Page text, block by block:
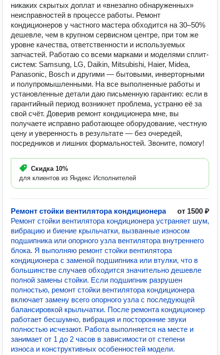
никаких скрытых доплат и «внезапно обнаруженных»
неисправностей в процессе работы. Ремонт
кондиционеров у частного мастера обходится на 30–50%
дешевле, чем в крупном сервисном центре, при том же
уровне качества, ответственности и используемых
запчастей. Работаю со всеми марками и моделями сплит-
систем: Samsung, LG, Daikin, Mitsubishi, Haier, Midea,
Panasonic, Bosch и другими — бытовыми, инверторными
и полупромышленными. На все выполненные работы и
установленные детали даю письменную гарантию: если в
гарантийный период возникнет проблема, устраню её за
свой счёт. Доверив ремонт кондиционера мне, вы
получаете исправно работающее оборудование, честную
цену и уверенность в результате — без очередей,
посредников и лишних формальностей. Звоните, помогу!
Скидка 10%
для клиентов из Яндекс Исполнителей
Ремонт стойки вентилятора кондиционера
от 1500 ₽
Ремонт стойки вентилятора кондиционера устраняет шум,
вибрацию и биение крыльчатки, вызванные износом
подшипника или опорного узла вентилятора внутреннего
блока. Я выполняю ремонт стойки вентилятора
кондиционера с заменой подшипника или втулки, что в
большинстве случаев обходится значительно дешевле
полной замены стойки. Если подшипник разрушен
полностью, ремонт стойки вентилятора кондиционера
включает замену всего опорного узла с последующей
балансировкой крыльчатки. После ремонта кондиционер
работает бесшумно, вибрация и посторонние звуки
полностью исчезают. Работа выполняется на месте и
занимает от 1 до 2 часов в зависимости от степени
износа и конструктивных особенностей модели.